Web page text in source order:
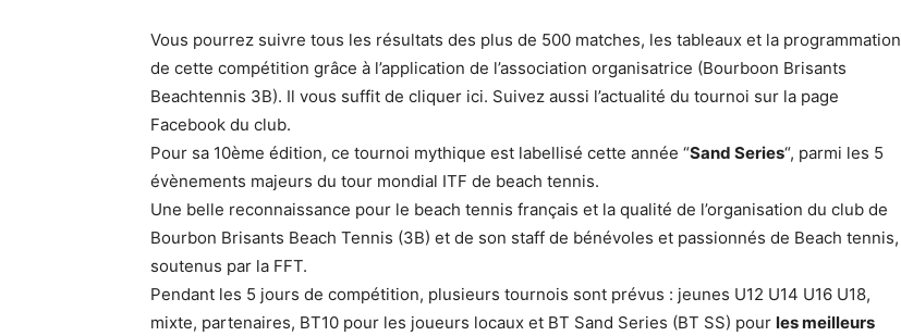
Vous pourrez suivre tous les résultats des plus de 500 matches, les tableaux et la programmation
de cette compétition grâce à l’application de l’association organisatrice (Bourboon Brisants
Beachtennis 3B). Il vous suffit de cliquer ici. Suivez aussi l’actualité du tournoi sur la page
Facebook du club.
Pour sa 10ème édition, ce tournoi mythique est labellisé cette année “Sand Series“, parmi les 5
évènements majeurs du tour mondial ITF de beach tennis.
Une belle reconnaissance pour le beach tennis français et la qualité de l’organisation du club de
Bourbon Brisants Beach Tennis (3B) et de son staff de bénévoles et passionnés de Beach tennis,
soutenus par la FFT.
Pendant les 5 jours de compétition, plusieurs tournois sont prévus : jeunes U12 U14 U16 U18,
mixte, partenaires, BT10 pour les joueurs locaux et BT Sand Series (BT SS) pour les meilleurs